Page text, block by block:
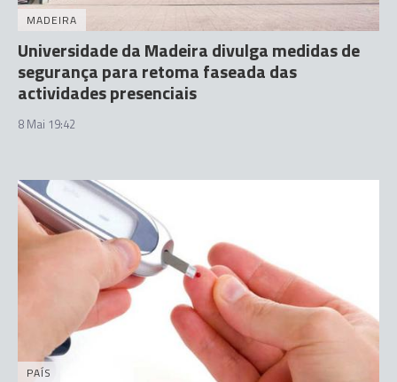
MADEIRA
Universidade da Madeira divulga medidas de
segurança para retoma faseada das
actividades presenciais
8 Mai 19:42
PAÍS